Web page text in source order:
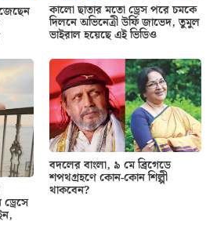
কালো ছাতার মতো ড্রেস পরে চমকে
দিলনে অভিনেত্রী উর্ফি জাভেদ, তুমুল
ভাইরাল হয়েছে এই ভিডিও
বদলের বাংলা, ৯ মে ব্রিগেডে
শপথগ্রহণে কোন-কোন শিল্পী
থাকবেন?